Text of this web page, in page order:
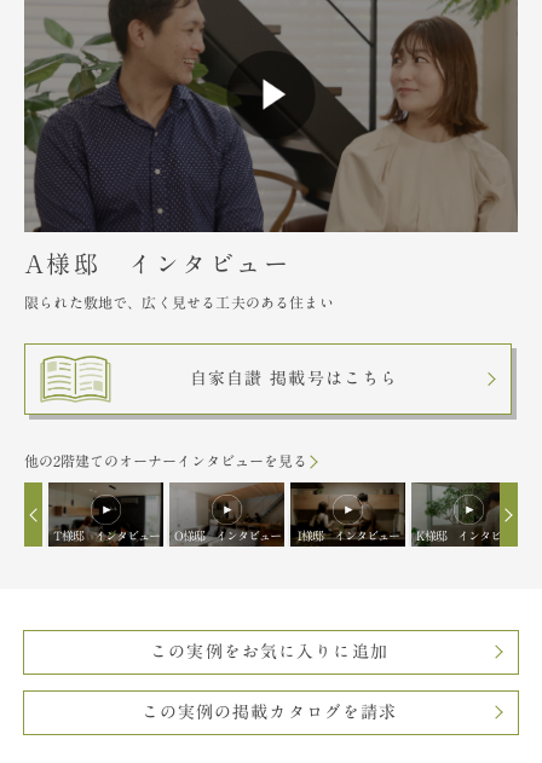
A様邸 インタビュー
限られた敷地で、広く見せる工夫のある住まい
自家自讃 掲載号はこちら
他の2階建てのオーナーインタビューを見る
T様邸 インタビュー O様邸 インタビュー I様邸 インタビュー K様邸 インタビュー
この実例をお気に入りに追加
この実例の掲載カタログを請求